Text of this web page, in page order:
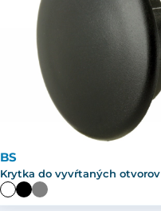
BS
Krytka do vyvŕtaných otvorov